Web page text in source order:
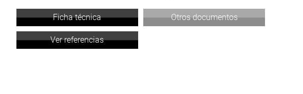
Ficha técnica Otros documentos
Ver referencias